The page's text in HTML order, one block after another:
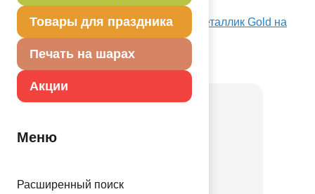
Товары для праздника
Печать на шарах
Акции
Меню
Расширенный поиск
упрощает надувание.
Посмотреть Ф Б/РИС 18" СЕРДЦЕ Металлик Gold на
Портале оптовых закупок
Товар из коллекции